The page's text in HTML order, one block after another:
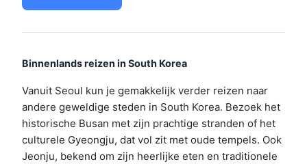
Binnenlands reizen in South Korea
Vanuit Seoul kun je gemakkelijk verder reizen naar
andere geweldige steden in South Korea. Bezoek het
historische Busan met zijn prachtige stranden of het
culturele Gyeongju, dat vol zit met oude tempels. Ook
Jeonju, bekend om zijn heerlijke eten en traditionele